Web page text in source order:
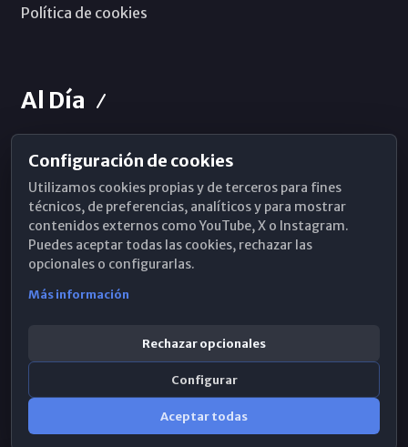
Política de cookies
Al Día
Horarios de Misa
Hemeroteca
WhatsApp
Configuración de cookies
Utilizamos cookies propias y de terceros para fines
técnicos, de preferencias, analíticos y para mostrar
contenidos externos como YouTube, X o Instagram.
Puedes aceptar todas las cookies, rechazar las
opcionales o configurarlas.
Más información
Rechazar opcionales
Configurar
Aceptar todas